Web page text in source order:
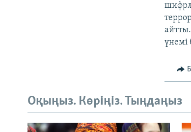
үнемі
Оқыңыз. Көріңіз. Тыңдаңыз